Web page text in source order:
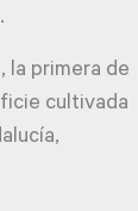
la primera de
cultivada